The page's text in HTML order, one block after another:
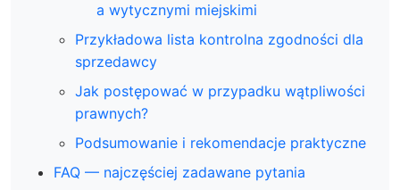
a wytycznymi miejskimi
Przykładowa lista kontrolna zgodności dla
sprzedawcy
Jak postępować w przypadku wątpliwości
prawnych?
Podsumowanie i rekomendacje praktyczne
FAQ — najczęściej zadawane pytania